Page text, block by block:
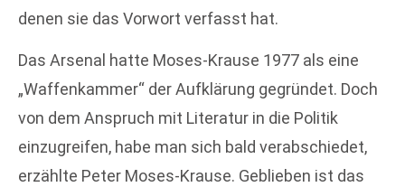
denen sie das Vorwort verfasst hat.
Das Arsenal hatte Moses-Krause 1977 als eine
„Waffenkammer“ der Aufklärung gegründet. Doch
von dem Anspruch mit Literatur in die Politik
einzugreifen, habe man sich bald verabschiedet,
erzählte Peter Moses-Krause. Geblieben ist das